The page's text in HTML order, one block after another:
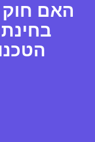
האם חוק